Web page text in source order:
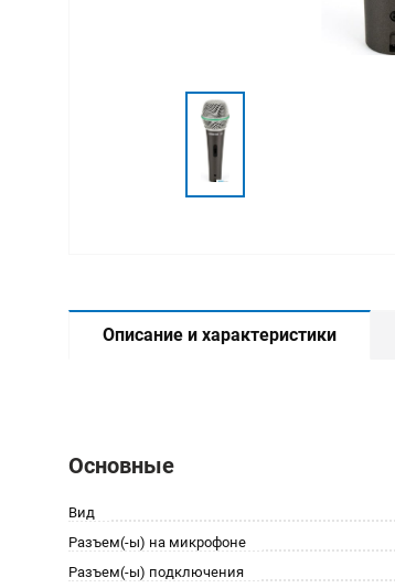
Описание и характеристики
Основные
Вид
Разъем(-ы) на микрофоне
Разъем(-ы) подключения